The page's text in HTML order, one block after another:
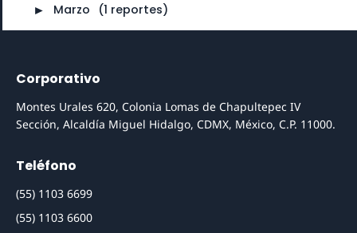
► Marzo (1 reportes)
Corporativo
Montes Urales 620, Colonia Lomas de Chapultepec IV
Sección, Alcaldía Miguel Hidalgo, CDMX, México, C.P. 11000.
Teléfono
(55) 1103 6699
(55) 1103 6600